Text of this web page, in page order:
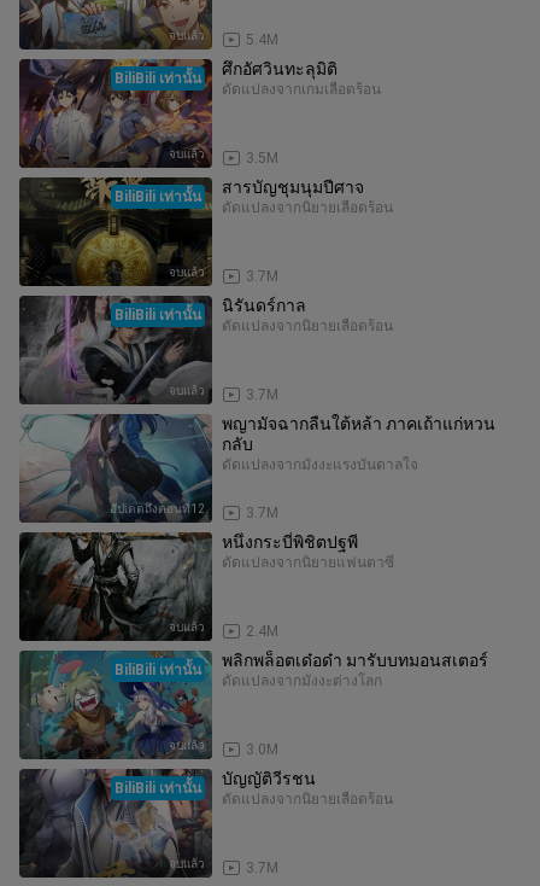
จบแล้ว 5.4M
จบแล้ว
BiliBili เท่านั้น ศึกอัศวินทะลุมิติ
ดัดแปลงจากเกมเลือดร้อน
3.5M
จบแล้ว
BiliBili เท่านั้น สารบัญชุมนุมปีศาจ
ดัดแปลงจากนิยายเลือดร้อน
3.7M
จบแล้ว
BiliBili เท่านั้น นิรันดร์กาล
ดัดแปลงจากนิยายเลือดร้อน
3.7M
อัปเดตถึงตอนที่12
พญามัจฉากลืนใต้หล้า ภาคเถ้าแก่หวน
กลับ
ดัดแปลงจากมังงะแรงบันดาลใจ
3.7M
จบแล้ว
หนึ่งกระบี่พิชิตปฐพี
ดัดแปลงจากนิยายแฟนตาซี
2.4M
จบแล้ว
BiliBili เท่านั้น พลิกพล็อตเด๋อด๋า มารับบทมอนสเตอร์
ดัดแปลงจากมังงะต่างโลก
3.0M
จบแล้ว
BiliBili เท่านั้น บัญญัติวีรชน
ดัดแปลงจากนิยายเลือดร้อน
3.7M